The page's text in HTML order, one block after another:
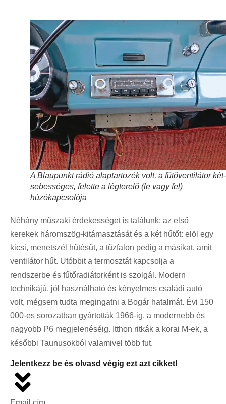
A Blaupunkt rádió alaptartozék volt, a fűtőventilátor két­
sebességes, felette a légterelő (le vagy fel)
húzókapcsolója
Néhány műszaki érdekességet is találunk: az első
kerekek háromszög-kitámasztását és a két hűtőt: elöl egy
kicsi, menetszél hűtésűt, a tűzfalon pedig a másikat, amit
ventilátor hűt. Utóbbit a termosztát kapcsolja a
rendszerbe és fűtőradiátorként is szolgál. Modern
technikájú, jól használható és kényelmes családi autó
volt, mégsem tudta megingatni a Bogár hatalmát. Évi 150
000-es sorozatban gyártották 1966-ig, a modernebb és
nagyobb P6 megjelenéséig. Itthon ritkák a korai M-ek, a
későbbi Taunusokból valamivel több fut.
Jelentkezz be és olvasd végig ezt azt cikket!